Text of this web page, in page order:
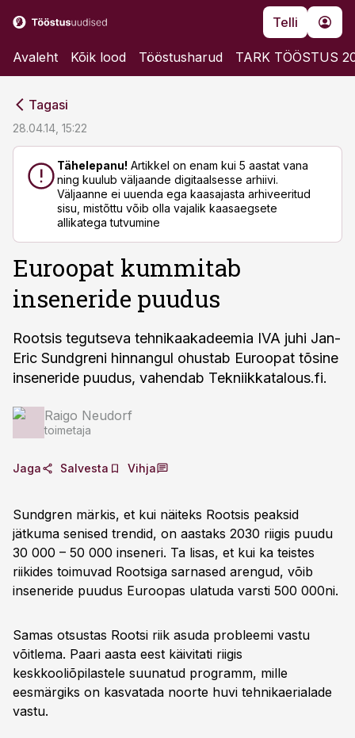
Telli
Avaleht Kõik lood Tööstusharud TARK TÖÖSTUS
Tagasi
28.04.14, 15:22
Tähelepanu! Artikkel on enam kui 5 aastat vana
ning kuulub väljaande digitaalsesse arhiivi.
Väljaanne ei uuenda ega kaasajasta arhiveeritud
sisu, mistõttu võib olla vajalik kaasaegsete
allikatega tutvumine
Euroopat kummitab
inseneride puudus
Rootsis tegutseva tehnikaakadeemia IVA juhi Jan-
Eric Sundgreni hinnangul ohustab Euroopat tõsine
inseneride puudus, vahendab Tekniikkatalous.fi.
Raigo Neudorf
toimetaja
Jaga Salvesta Vihja
Sundgren märkis, et kui näiteks Rootsis peaksid
jätkuma senised trendid, on aastaks 2030 riigis puudu
30 000 – 50 000 inseneri. Ta lisas, et kui ka teistes
riikides toimuvad Rootsiga sarnased arengud, võib
inseneride puudus Euroopas ulatuda varsti 500 000ni.
Samas otsustas Rootsi riik asuda probleemi vastu
võitlema. Paari aasta eest käivitati riigis
keskkooliõpilastele suunatud programm, mille
eesmärgiks on kasvatada noorte huvi tehnikaerialade
vastu.